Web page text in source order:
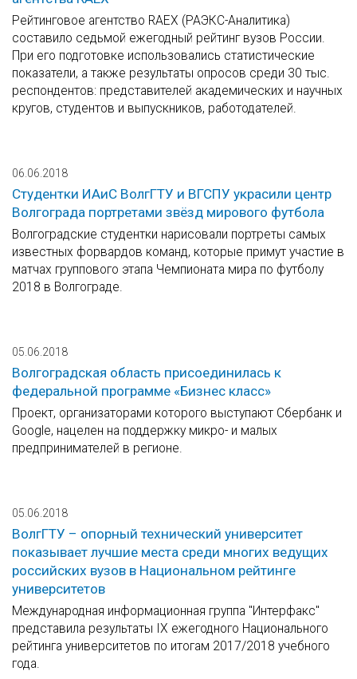
Рейтинговое агентство RAEX (РАЭКС-Аналитика)
составило седьмой ежегодный рейтинг вузов России.
При его подготовке использовались статистические
показатели, а также результаты опросов среди 30 тыс.
респондентов: представителей академических и научных
кругов, студентов и выпускников, работодателей.
06.06.2018
Студентки ИАиС ВолгГТУ и ВГСПУ украсили центр
Волгограда портретами звёзд мирового футбола
Волгоградские студентки нарисовали портреты самых
известных форвардов команд, которые примут участие в
матчах группового этапа Чемпионата мира по футболу
2018 в Волгограде.
05.06.2018
Волгоградская область присоединилась к
федеральной программе «Бизнес класс»
Проект, организаторами которого выступают Сбербанк и
Google, нацелен на поддержку микро- и малых
предпринимателей в регионе.
05.06.2018
ВолгГТУ – опорный технический университет
показывает лучшие места среди многих ведущих
российских вузов в Национальном рейтинге
университетов
Международная информационная группа "Интерфакс"
представила результаты IX ежегодного Национального
рейтинга университетов по итогам 2017/2018 учебного
года.